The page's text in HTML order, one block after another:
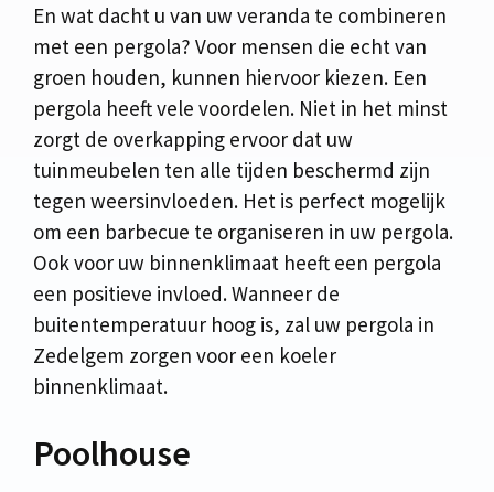
En wat dacht u van uw veranda te combineren
met een pergola? Voor mensen die echt van
groen houden, kunnen hiervoor kiezen. Een
pergola heeft vele voordelen. Niet in het minst
zorgt de overkapping ervoor dat uw
tuinmeubelen ten alle tijden beschermd zijn
tegen weersinvloeden. Het is perfect mogelijk
om een barbecue te organiseren in uw pergola.
Ook voor uw binnenklimaat heeft een pergola
een positieve invloed. Wanneer de
buitentemperatuur hoog is, zal uw pergola in
Zedelgem zorgen voor een koeler
binnenklimaat.
Poolhouse